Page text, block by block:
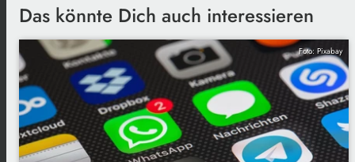
Das könnte Dich auch interessieren
Foto: Pixabay